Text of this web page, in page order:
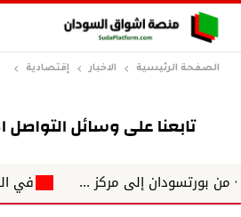
الصفحة الرئيسية الاخبار إقتصادية
إلى مركز ... في التتك